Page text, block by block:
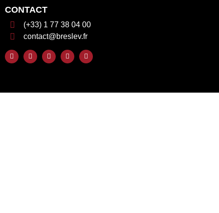
CONTACT
(+33) 1 77 38 04 00
contact@breslev.fr